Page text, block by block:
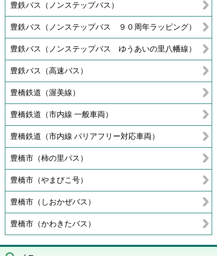
豊鉄バス（ノンステップバス）
豊鉄バス（ノンステップバス ９０周年ラッピング）
豊鉄バス（ノンステップバス ゆうあいの里八幡線）
豊鉄バス（高速バス）
豊橋鉄道（渥美線）
豊橋鉄道（市内線 一般車両）
豊橋鉄道（市内線 バリアフリー対応車両）
豊橋市（柿の里バス）
豊橋市（やまびこ号）
豊橋市（しおかぜバス）
豊橋市（かわきたバス）